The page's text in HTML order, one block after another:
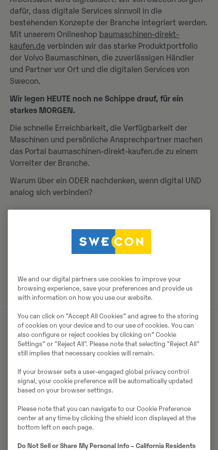
dafür, dass digitale Services sinnvoll in die
bestehenden Konzepte der Branche integriert werden.
Mit unserem Onlineshop baumaschinen-direkt-
kaufen.de verbinden wir das starke Produktportfolio
der Volvo Baumaschinen, die zuverlässigen Händler
und Partner vor Ort und die digitalen Services von
Swecon.
Wir legen HEUTE noch ne Schippe drauf, für ein
starkes MORGEN.
Die schnelle Erreichbarkeit, die Verfügbarkeit der
Maschinen und persönliche Ansprechpartner machen
das Portal baumaschinen-direkt-kaufen.de zu einem
Vorreiter der Branche.
Warum über ein ODER nachdenken, wenn digital UND
analog sich verbinden?
Nur einen Klick von Ihrem nächsten Händler
Jetzt Baumaschine online auswählen und kaufen, beim
Kontakt
Christian Jache
Telefon:+49 2102 7703-0
E-Mail: christian.jache@swecon.de
We and our digital partners use cookies to improve your
browsing experience, save your preferences and provide us
with information on how you use our website.
You can click on ”Accept All Cookies” and agree to the storing
of cookies on your device and to our use of cookies. You can
also configure or reject cookies by clicking on” Cookie
Settings” or "Reject All". Please note that selecting "Reject All"
still implies that necessary cookies will remain.
If your browser sets a user-engaged global privacy control
signal, your cookie preference will be automatically updated
based on your browser settings.
Please note that you can navigate to our Cookie Preference
center at any time by clicking the shield icon displayed at the
bottom left on each page.
Do Not Sell or Share My Personal Info – California Residents